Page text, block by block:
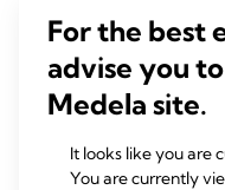
For the best
advise you
Medela site.
It looks like you are
You are currently